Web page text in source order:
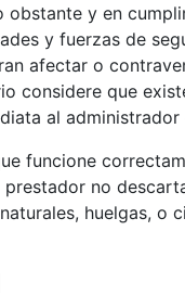
y en
y fuerzas de
afectar o
considere que
al
funcione
no
huelgas, o